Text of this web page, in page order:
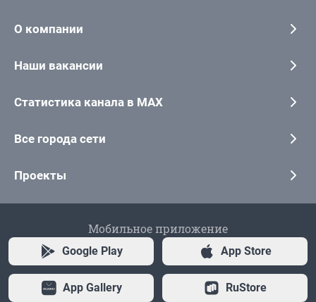
О компании
Наши вакансии
Статистика канала в MAX
Все города сети
Проекты
Мобильное приложение
Google Play App Store
App Gallery RuStore